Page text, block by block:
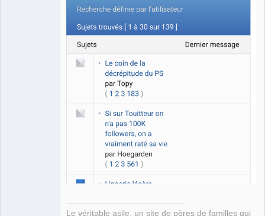
Le véritable asile, un site de pères de familles qui